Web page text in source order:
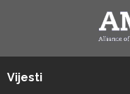
Vijesti